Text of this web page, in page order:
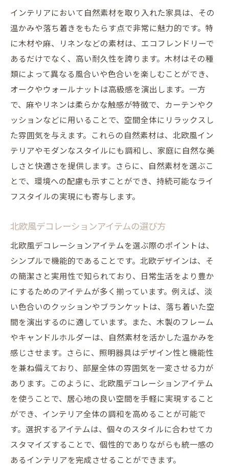
インテリアにおいて自然素材を取り入れた家具は、その
温かみや落ち着きをもたらす点で非常に魅力的です。特
に木材や麻、リネンなどの素材は、エコフレンドリーで
あるだけでなく、高い耐久性を誇ります。木材はその種
類によって異なる風合いや色合いを楽しむことができ、
オークやウォールナットは高級感を演出します。一方
で、麻やリネンは柔らかな触感が特徴で、カーテンやク
ッションなどに用いることで、空間全体にリラックスし
た雰囲気を与えます。これらの自然素材は、北欧風イン
テリアやモダンなスタイルにも調和し、家庭に自然な美
しさと快適さを提供します。さらに、自然素材を選ぶこ
とで、環境への配慮も示すことができ、持続可能なライ
フスタイルの実現にも寄与します。
北欧風デコレーションアイテムの選び方
北欧風デコレーションアイテムを選ぶ際のポイントは、
シンプルで機能的であることです。北欧デザインは、そ
の簡潔さと実用性で知られており、日常生活をより豊か
にするためのアイテムが多く揃っています。例えば、淡
い色合いのクッションやブランケットは、落ち着いた空
間を演出するのに適しています。また、木製のフレーム
やキャンドルホルダーは、自然素材を活かした温かみを
感じさせます。さらに、照明器具はデザイン性と機能性
を兼ね備えており、部屋全体の雰囲気を一変させる力が
あります。このように、北欧風デコレーションアイテム
を使うことで、居心地の良い空間を手軽に実現すること
ができ、インテリア全体の調和を高めることが可能で
す。選択するアイテムは、個々のスタイルに合わせてカ
スタマイズすることで、個性的でありながらも統一感の
あるインテリアを完成させることができます。